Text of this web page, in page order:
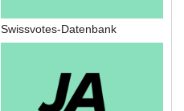
Swissvotes-Datenbank